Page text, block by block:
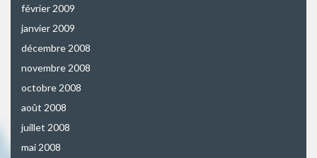
février 2009
janvier 2009
décembre 2008
novembre 2008
octobre 2008
août 2008
juillet 2008
mai 2008